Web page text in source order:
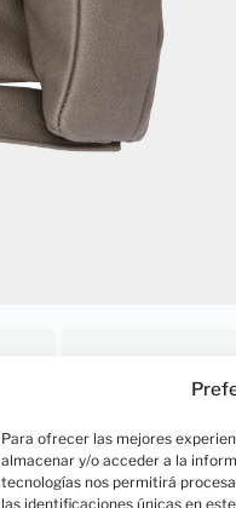
Para ofrecer las mejores
almacenar y/o acceder a la
tecnologías nos permitirá
las identificaciones únicas en